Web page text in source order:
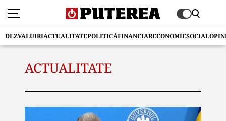
DEZVALUIRIACTUALITATEPOLITICĂFINANCIARECONOMIESOCIAL
ACTUALITATE